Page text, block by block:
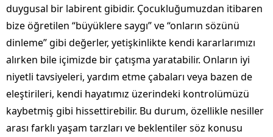
duygusal bir labirent gibidir. Çocukluğumuzdan itibaren
bize öğretilen “büyüklere saygı” ve “onların sözünü
dinleme” gibi değerler, yetişkinlikte kendi kararlarımızı
alırken bile içimizde bir çatışma yaratabilir. Onların iyi
niyetli tavsiyeleri, yardım etme çabaları veya bazen de
eleştirileri, kendi hayatımız üzerindeki kontrolümüzü
kaybetmiş gibi hissettirebilir. Bu durum, özellikle nesiller
arası farklı yaşam tarzları ve beklentiler söz konusu